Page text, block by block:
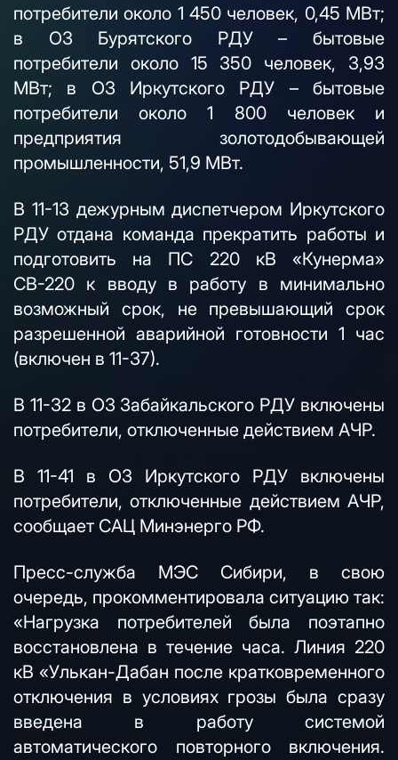
потребители около 1 450 человек, 0,45 МВт;
в ОЗ Бурятского РДУ – бытовые
потребители около 15 350 человек, 3,93
МВт; в ОЗ Иркутского РДУ – бытовые
потребители около 1 800 человек и
предприятия золотодобывающей
промышленности, 51,9 МВт.
В 11-13 дежурным диспетчером Иркутского
РДУ отдана команда прекратить работы и
подготовить на ПС 220 кВ «Кунерма»
СВ-220 к вводу в работу в минимально
возможный срок, не превышающий срок
разрешенной аварийной готовности 1 час
(включен в 11-37).
В 11-32 в ОЗ Забайкальского РДУ включены
потребители, отключенные действием АЧР.
В 11-41 в ОЗ Иркутского РДУ включены
потребители, отключенные действием АЧР,
сообщает САЦ Минэнерго РФ.
Пресс-служба МЭС Сибири, в свою
очередь, прокомментировала ситуацию так:
«Нагрузка потребителей была поэтапно
восстановлена в течение часа. Линия 220
кВ «Улькан-Дабан после кратковременного
отключения в условиях грозы была сразу
введена в работу системой
автоматического повторного включения.